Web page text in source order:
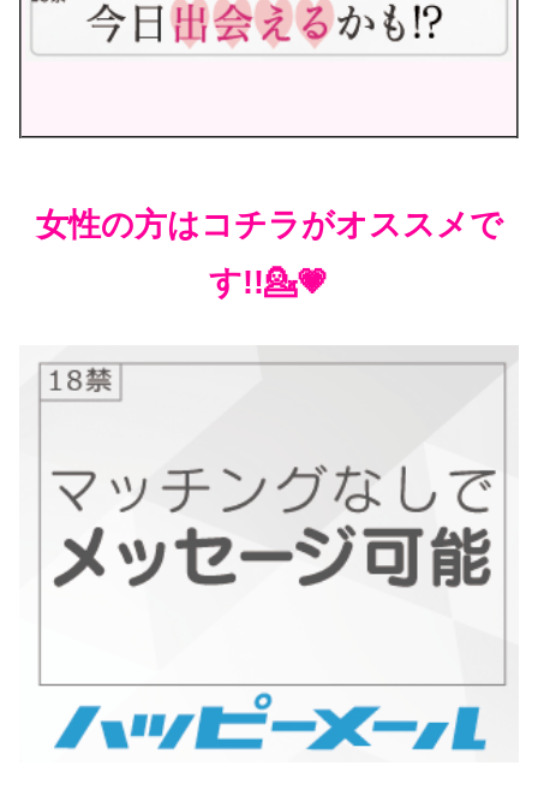
女性の方はコチラがオススメで
す!!💁💗